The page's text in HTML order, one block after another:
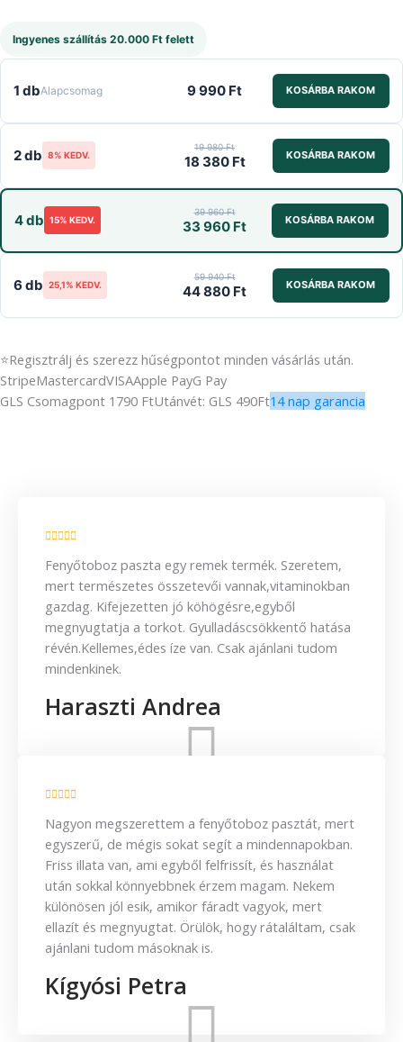
Ingyenes szállítás 20.000 Ft felett
1 dbAlapcsomag 9 990 Ft KOSÁRBA RAKOM
2 db 8% KEDV.
19 980 Ft
18 380 Ft KOSÁRBA RAKOM
4 db 15% KEDV.
39 960 Ft
33 960 Ft KOSÁRBA RAKOM
6 db 25,1% KEDV.
59 940 Ft
44 880 Ft KOSÁRBA RAKOM
⭐Regisztrálj és szerezz hűségpontot minden vásárlás után.
StripeMastercardVISAApple PayG Pay
GLS Csomagpont 1790 FtUtánvét: GLS 490Ft14 nap garancia
Fenyőtoboz paszta egy remek termék. Szeretem,
mert természetes összetevői vannak,vitaminokban
gazdag. Kifejezetten jó köhögésre,egyből
megnyugtatja a torkot. Gyulladáscsökkentő hatása
révén.Kellemes,édes íze van. Csak ajánlani tudom
mindenkinek.
Haraszti Andrea
Nagyon megszerettem a fenyőtoboz pasztát, mert
egyszerű, de mégis sokat segít a mindennapokban.
Friss illata van, ami egyből felfrissít, és használat
után sokkal könnyebbnek érzem magam. Nekem
különösen jól esik, amikor fáradt vagyok, mert
ellazít és megnyugtat. Örülök, hogy rátaláltam, csak
ajánlani tudom másoknak is.
Kígyósi Petra